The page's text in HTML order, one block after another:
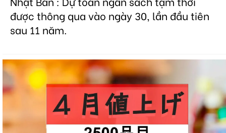
được thông qua vào ngày 30, lần đầu tiên
sau 11 năm.